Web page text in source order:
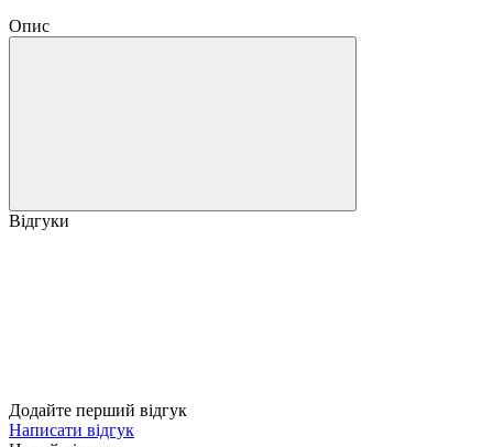
Опис
Відгуки
Додайте перший відгук
Написати відгук